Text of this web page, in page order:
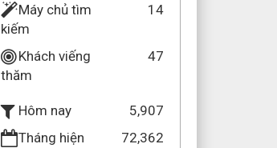
Máy chủ tìm
kiếm
14
Khách viếng
thăm
47
Hôm nay
5,907
Tháng hiện
72,362